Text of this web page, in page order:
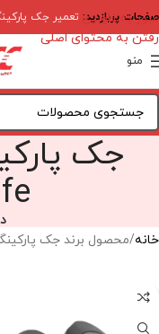
عبور به ناوبری
رفتن به محتوای اصلی
صفحات پربازدید: تعمیر جک
منو
جک
خانه محصول برند جک